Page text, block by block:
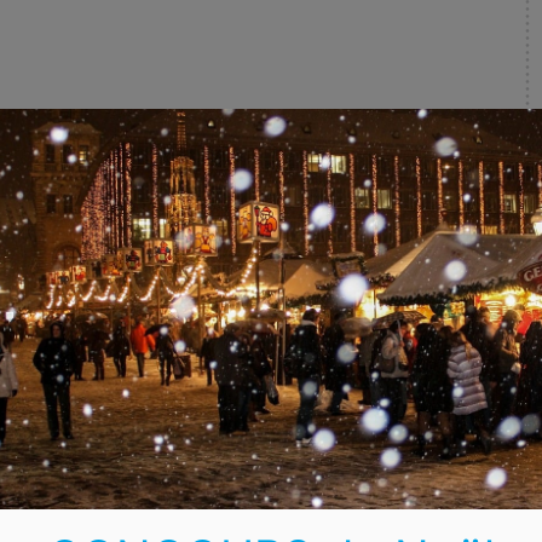
absolument
historique de
chalets,
et proposent un
de Noël
chocolat chaud,
des objets de
et bien d’autres.
Place. De quoi
les grands ! Mais
de Noël qui